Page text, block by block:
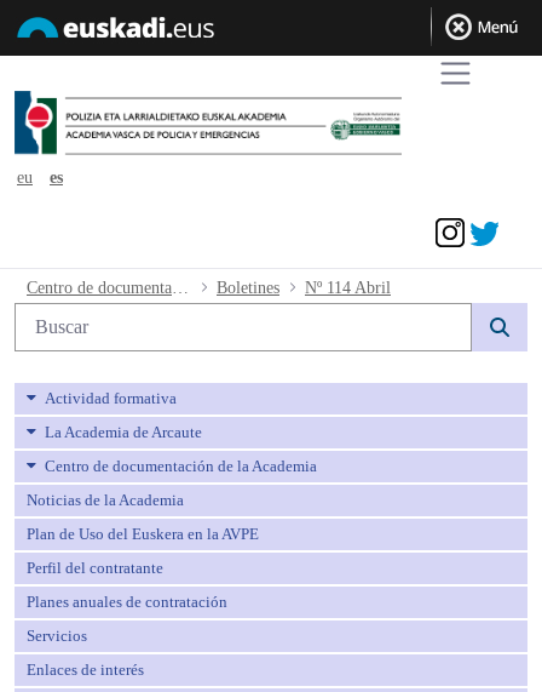
eu
es
Nº 114 Abril - avpe
Boletines Nº 114 Abril
Búsqueda web
Actividad formativa
La Academia de Arcaute
Centro de documentación de la Academia
Noticias de la Academia
Plan de Uso del Euskera en la AVPE
Perfil del contratante
Planes anuales de contratación
Servicios
Enlaces de interés